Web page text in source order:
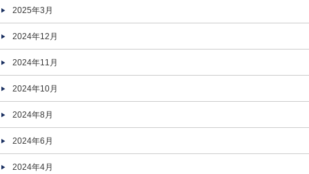
2025年3月
2024年12月
2024年11月
2024年10月
2024年8月
2024年6月
2024年4月